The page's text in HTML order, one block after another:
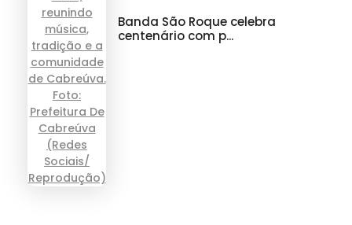
Banda São Roque celebra
centenário com p...